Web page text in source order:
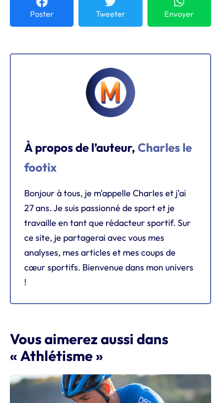
Poster Tweeter Envoyer
À propos de l’auteur, Charles le
footix
Bonjour à tous, je m'appelle Charles et j'ai
27 ans. Je suis passionné de sport et je
travaille en tant que rédacteur sportif. Sur
ce site, je partagerai avec vous mes
analyses, mes articles et mes coups de
cœur sportifs. Bienvenue dans mon univers
!
Vous aimerez aussi dans
« Athlétisme »